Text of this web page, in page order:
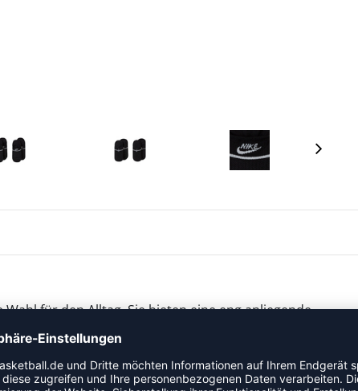
Wahl für den Alltag. Sie bieten eine eng anliegende
Baumwolle, Elastodien und Elasthan gefertigt.